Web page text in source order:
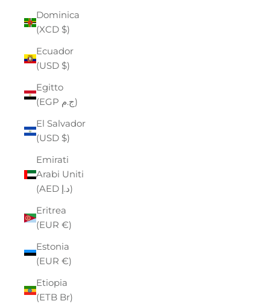
Dominica
(XCD $)
Ecuador
(USD $)
Egitto
(EGP ج.م)
El Salvador
(USD $)
Emirati
Arabi Uniti
(AED د.إ)
Eritrea
(EUR €)
Estonia
(EUR €)
Etiopia
(ETB Br)